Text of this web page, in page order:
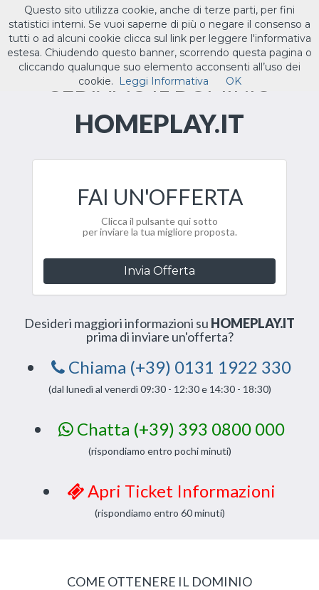
Toggle
ILTUO.IT
CEDIAMO IL DOMINIO
HOMEPLAY.IT
FAI UN'OFFERTA
Clicca il pulsante qui sotto
per inviare la tua migliore proposta.
Invia Offerta
Desideri maggiori informazioni su HOMEPLAY.IT
prima di inviare un'offerta?
Chiama (+39) 0131 1922 330
(dal lunedì al venerdì 09:30 - 12:30 e 14:30 - 18:30)
Chatta (+39) 393 0800 000
(rispondiamo entro pochi minuti)
Apri Ticket Informazioni
(rispondiamo entro 60 minuti)
COME OTTENERE IL DOMINIO
Questo sito utilizza cookie, anche di terze parti, per fini
statistici interni. Se vuoi saperne di più o negare il consenso a
tutti o ad alcuni cookie clicca sul link per leggere l'informativa
estesa. Chiudendo questo banner, scorrendo questa pagina o
cliccando qualunque suo elemento acconsenti all’uso dei
cookie.
Leggi Informativa OK